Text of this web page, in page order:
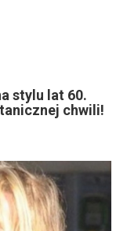
stylu lat 60.
chwili!